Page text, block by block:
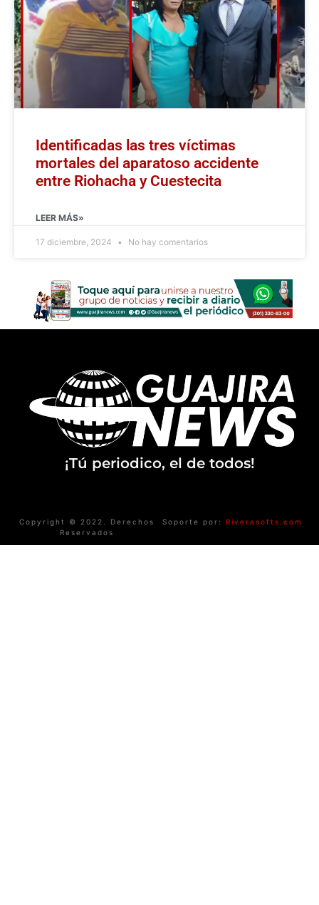
Identificadas las tres víctimas
mortales del aparatoso accidente
entre Riohacha y Cuestecita
LEER MÁS»
17 diciembre, 2024 No hay comentarios
¡Tú periodico, el de todos!
Copyright © 2022. Derechos
Reservados
Soporte por: Riverasofts.com